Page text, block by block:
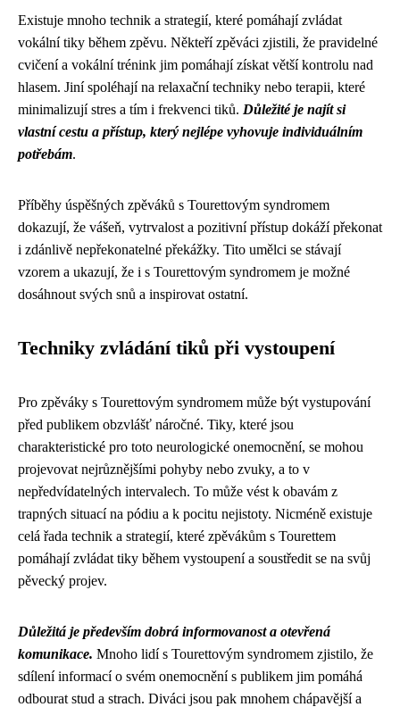
Existuje mnoho technik a strategií, které pomáhají zvládat
vokální tiky během zpěvu. Někteří zpěváci zjistili, že pravidelné
cvičení a vokální trénink jim pomáhají získat větší kontrolu nad
hlasem. Jiní spoléhají na relaxační techniky nebo terapii, které
minimalizují stres a tím i frekvenci tiků. Důležité je najít si
vlastní cestu a přístup, který nejlépe vyhovuje individuálním
potřebám.
Příběhy úspěšných zpěváků s Tourettovým syndromem
dokazují, že vášeň, vytrvalost a pozitivní přístup dokáží překonat
i zdánlivě nepřekonatelné překážky. Tito umělci se stávají
vzorem a ukazují, že i s Tourettovým syndromem je možné
dosáhnout svých snů a inspirovat ostatní.
Techniky zvládání tiků při vystoupení
Pro zpěváky s Tourettovým syndromem může být vystupování
před publikem obzvlášť náročné. Tiky, které jsou
charakteristické pro toto neurologické onemocnění, se mohou
projevovat nejrůznějšími pohyby nebo zvuky, a to v
nepředvídatelných intervalech. To může vést k obavám z
trapných situací na pódiu a k pocitu nejistoty. Nicméně existuje
celá řada technik a strategií, které zpěvákům s Tourettem
pomáhají zvládat tiky během vystoupení a soustředit se na svůj
pěvecký projev.
Důležitá je především dobrá informovanost a otevřená
komunikace. Mnoho lidí s Tourettovým syndromem zjistilo, že
sdílení informací o svém onemocnění s publikem jim pomáhá
odbourat stud a strach. Diváci jsou pak mnohem chápavější a